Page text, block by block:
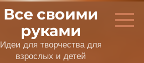
Все своими
руками
Идеи для творчества для
взрослых и детей